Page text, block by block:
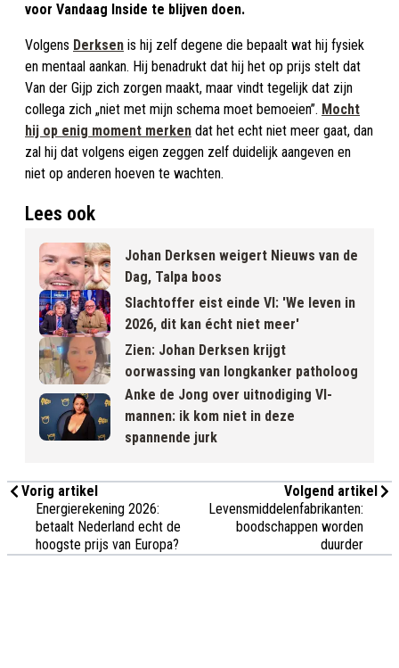
voor Vandaag Inside te blijven doen.
Volgens Derksen is hij zelf degene die bepaalt wat hij fysiek
en mentaal aankan. Hij benadrukt dat hij het op prijs stelt dat
Van der Gijp zich zorgen maakt, maar vindt tegelijk dat zijn
collega zich „niet met mijn schema moet bemoeien”. Mocht
hij op enig moment merken dat het echt niet meer gaat, dan
zal hij dat volgens eigen zeggen zelf duidelijk aangeven en
niet op anderen hoeven te wachten.
Lees ook
Johan Derksen weigert Nieuws van de
Dag, Talpa boos
Slachtoffer eist einde VI: 'We leven in
2026, dit kan écht niet meer'
Zien: Johan Derksen krijgt
oorwassing van longkanker patholoog
Anke de Jong over uitnodiging VI-
mannen: ik kom niet in deze
spannende jurk
Vorig artikel
Energierekening 2026:
betaalt Nederland echt de
hoogste prijs van Europa?
Volgend artikel
Levensmiddelenfabrikanten:
boodschappen worden
duurder